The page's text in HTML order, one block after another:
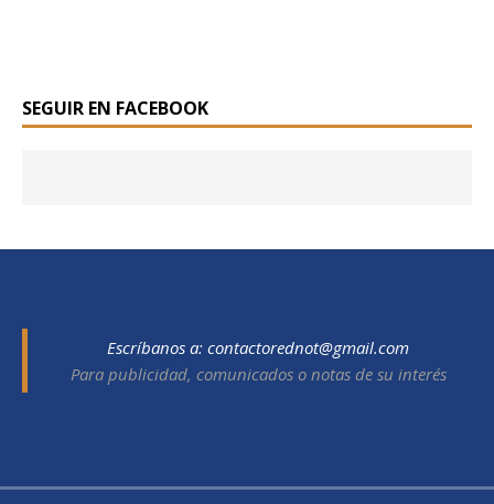
SEGUIR EN FACEBOOK
Escríbanos a: contactorednot@gmail.com
Para publicidad, comunicados o notas de su interés